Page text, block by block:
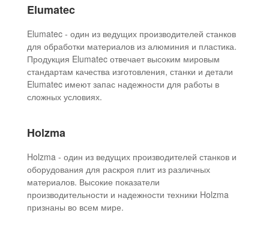
Elumatec
Elumatec - один из ведущих производителей станков
для обработки материалов из алюминия и пластика.
Продукция Elumatec отвечает высоким мировым
стандартам качества изготовления, станки и детали
Elumatec имеют запас надежности для работы в
сложных условиях.
Holzma
Holzma - один из ведущих производителей станков и
оборудования для раскроя плит из различных
материалов. Высокие показатели
производительности и надежности техники Holzma
признаны во всем мире.